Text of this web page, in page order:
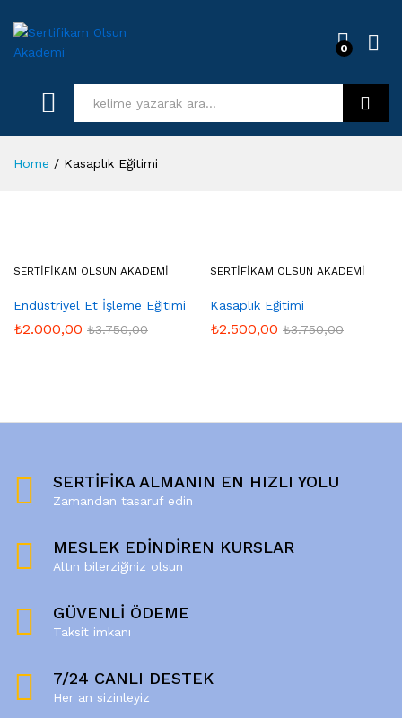
0
Home / Kasaplık Eğitimi
SERTIFIKAM OLSUN AKADEMI
Endüstriyel Et İşleme Eğitimi
₺2.000,00 ₺3.750,00
SERTIFIKAM OLSUN AKADEMI
Kasaplık Eğitimi
₺2.500,00 ₺3.750,00
SERTİFİKA ALMANIN EN HIZLI YOLU
Zamandan tasaruf edin
MESLEK EDİNDİREN KURSLAR
Altın bilerziğiniz olsun
GÜVENLİ ÖDEME
Taksit imkanı
7/24 CANLI DESTEK
Her an sizinleyiz